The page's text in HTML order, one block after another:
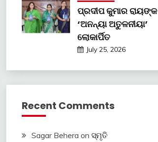
ପ୍ରଦୀପ କୁମାର ରାୟଙ୍କ
‘ଅନନ୍ୟା ଅତୁଳନୀୟା’
ଲୋକାର୍ପିତ
July 25, 2026
Recent Comments
Sagar Behera on ସ୍ମୃତି